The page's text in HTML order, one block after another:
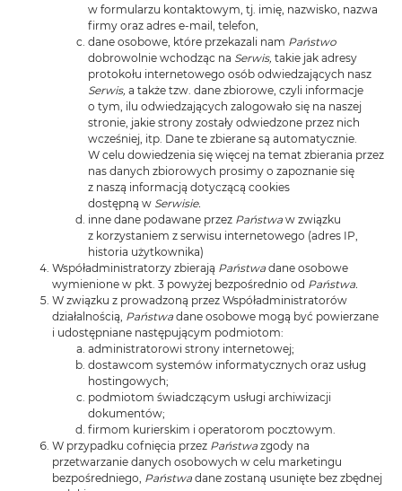
w formularzu kontaktowym, tj. imię, nazwisko, nazwa
firmy oraz adres e-mail, telefon,
dane osobowe, które przekazali nam Państwo
dobrowolnie wchodząc na Serwis, takie jak adresy
protokołu internetowego osób odwiedzających nasz
Serwis, a także tzw. dane zbiorowe, czyli informacje
o tym, ilu odwiedzających zalogowało się na naszej
stronie, jakie strony zostały odwiedzone przez nich
wcześniej, itp. Dane te zbierane są automatycznie.
W celu dowiedzenia się więcej na temat zbierania przez
nas danych zbiorowych prosimy o zapoznanie się
z naszą informacją dotyczącą cookies
dostępną w Serwisie.
inne dane podawane przez Państwaw związku
z korzystaniem z serwisu internetowego (adres IP,
historia użytkownika)
Współadministratorzy zbierają Państwadane osobowe
wymienione w pkt. 3 powyżej bezpośrednio od Państwa.
W związku z prowadzoną przez Współadministratorów
działalnością, Państwadane osobowe mogą być powierzane
i udostępniane następującym podmiotom:
administratorowi strony internetowej;
dostawcom systemów informatycznych oraz usług
hostingowych;
podmiotom świadczącym usługi archiwizacji
dokumentów;
firmom kurierskim i operatorom pocztowym.
W przypadku cofnięcia przez Państwazgody na
przetwarzanie danych osobowych w celu marketingu
bezpośredniego, Państwadane zostaną usunięte bez zbędnej